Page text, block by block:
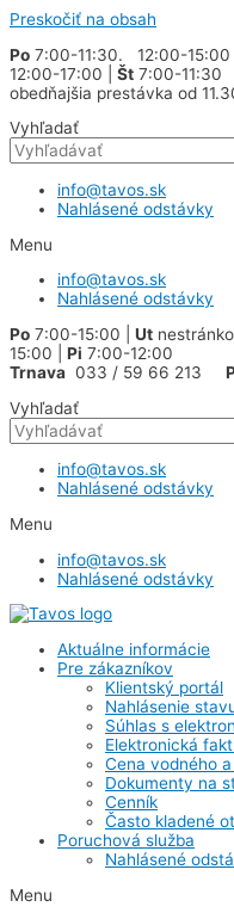
Preskočiť na obsah
Po 7:00-11:30. 12:00-15:00 |
12:00-17:00 | Št 7:00-11:30
obedňajšia prestávka od
Vyhľadať
info@tavos.sk
Nahlásené odstávky
Menu
info@tavos.sk
Nahlásené odstávky
Po 7:00-15:00 | Ut
15:00 | Pi 7:00-12:00
Trnava 033 / 59 66 213
Vyhľadať
info@tavos.sk
Nahlásené odstávky
Menu
info@tavos.sk
Nahlásené odstávky
Aktuálne informácie
Pre zákazníkov
Klientský portál
Nahlásenie
Súhlas s
Elektronická
Cena vodného
Dokumenty na
Cenník
Často kladené
Poruchová služba
Nahlásené
Menu